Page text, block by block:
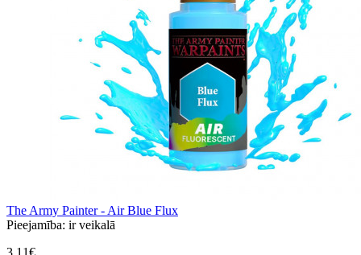
The Army Painter - Air Blue Flux
Pieejamība: ir veikalā
3,11€